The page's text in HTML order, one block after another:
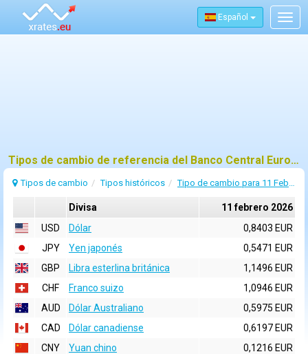
Español
Tipos de cambio de referencia del Banco Central Europeo (BCE) para 11 febrero 2026
Tipos de cambio Tipos históricos Tipo de cambio para 11 Febrero 2026
Divisa
11 febrero 2026
USD
Dólar
0,8403 EUR
JPY
Yen japonés
0,5471 EUR
GBP
Libra esterlina británica
1,1496 EUR
CHF
Franco suizo
1,0946 EUR
AUD
Dólar Australiano
0,5975 EUR
CAD
Dólar canadiense
0,6197 EUR
CNY
Yuan chino
0,1216 EUR